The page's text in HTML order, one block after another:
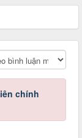
chính